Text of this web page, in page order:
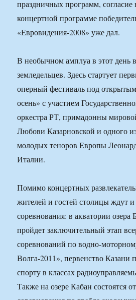
праздничных программ, согласие
концертной программе
«Евровидения-2008» уже дал.
В необычном амплуа в этот день
земледельцев. Здесь стартует
оперный фестиваль под
осень» с участием
оркестра РТ, примадонны
Любови Казарновской и одного
молодых теноров Европы
Италии.
Помимо концертных
жителей и гостей столицы ждут
соревнования: в акватории
пройдет заключительный этап
соревнований по водно-
Волга-2011», первенство Казани
спорту в классах
Также на озере Кабан состоятся